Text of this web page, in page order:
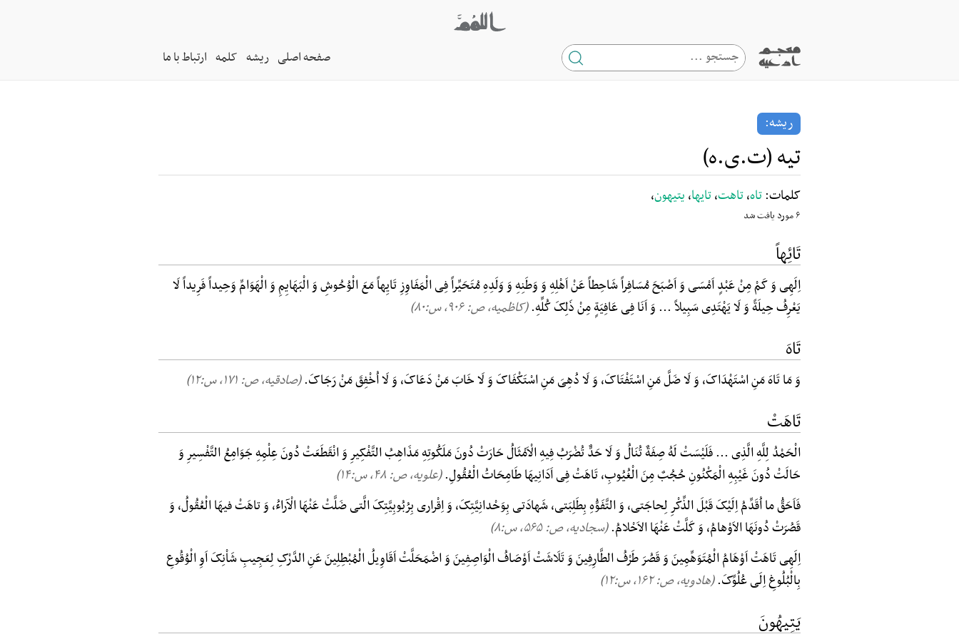
صفحه اصلی ریشه کلمه ارتباط با ما
ریشه:
تیه (ت.ی.ه)
کلمات:تاه،تاهت،تایها، یتیهون،
۶ مورد یافت شد
تَائِهاً
اِلَهِی وَ کَمْ مِنْ عَبْدٍ اَمْسَی وَ اَصْبَحَ مُسَافِراً شَاحِطاً عَنْ اَهْلِهِ وَ وَطَنِهِ وَ وَلَدِهِ مُتَحَیِّراً فِی الْمَفَاوِزِ تَایِهاً مَعَ الْوُحُوشِ وَ الْبَهَایِمِ وَ الْهَوَامِّ وَحِیداً فَرِیداً لَا
یَعْرِفُ حِیلَةً وَ لَا یَهْتَدِی سَبِیلاً ... وَ اَنَا فِی عَافِیَةٍ مِنْ ذَلِکَ کُلِّهِ.(کاظمیه، ص: ۹۰۶, س:۸۰)
تَاهَ
وَ مَا تَاهَ مَنِ اسْتَهْدَاکَ، وَ لَا ضَلَّ مَنِ اسْتَفْتَاکَ، وَ لَا دُهِیَ مَنِ اسْتَکْفَاکَ وَ لَا خَابَ مَنْ دَعَاکَ، وَ لَا اُخْفِقَ مَنْ رَجَاکَ.(صادقیه، ص: ۱۷۱, س:۱۲)
تَاهَتْ
الْحَمْدُ لِلَّهِ الَّذِی ... فَلَیْسَتْ لَهُ صِفَةٌ تُنَالُ وَ لَا حَدٌّ تُضْرَبُ فِیهِ الْاَمْثَالُ حَارَتْ دُونَ مَلَکُوتِهِ مَذَاهِبُ التَّفْکِیرِ وَ انْقَطَعَتْ دُونَ عِلْمِهِ جَوَامِعُ التَّفْسِیرِ وَ
حَالَتْ دُونَ غَیْبِهِ الْمَکْنُونِ حُجُبٌ مِنَ الْغُیُوبِ، تَاهَتْ فِی اَدَانِیهَا طَامِحَاتُ الْعُقُولِ.(علویه، ص: ۴۸, س:۱۴)
فَاَحَقُّ ما اُقَدِّمُ اِلَیْکَ قَبْلَ الذِّکْرِ لِحاجَتی، وَ التَّفَوُّهِ بِطَلِبَتی، شَهادَتی بِوَحْدانِیَّتِکَ، وَ اِقْراری بِرُبُوبِیَّتِکَ الَّتی ضَلَّتْ عَنْهَا الْآراءُ، وَ تاهَتْ فیهَا الْعُقُولُ، وَ
قَصُرَتْ دُونَهَا الاَوْهامُ، وَ کَلَّتْ عَنْهَا الاَحْلامُ.(سجادیه، ص: ۵۶۵, س:۸)
اِلَهِی تَاهَتْ اَوْهَامُ الْمُتَوَهِّمِینَ وَ قَصُرَ طَرْفُ الطَّارِفِینَ وَ تَلَاشَتْ اَوْصَافُ الْوَاصِفِینَ وَ اضْمَحَلَّتْ اَقَاوِیلُ الْمُبْطِلِینَ عَنِ الدَّرْکِ لِعَجِیبِ شَاْنِکَ اَوِ الْوُقُوعِ
بِالْبُلُوغِ اِلَی عُلُوِّکَ.(هادویه، ص: ۱۶۲, س:۱۲)
یَتِیهُونَ